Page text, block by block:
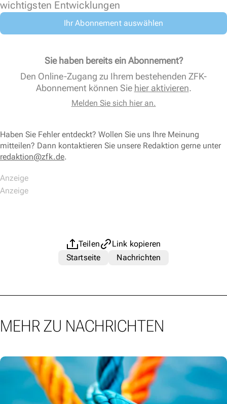
wichtigsten Entwicklungen
Ihr Abonnement auswählen
Sie haben bereits ein Abonnement?
Den Online-Zugang zu Ihrem bestehenden ZFK-
Abonnement können Sie hier aktivieren.
Melden Sie sich hier an.
Haben Sie Fehler entdeckt? Wollen Sie uns Ihre Meinung
mitteilen? Dann kontaktieren Sie unsere Redaktion gerne unter
redaktion@zfk.de.
Teilen
Link kopieren
Startseite
Nachrichten
MEHR ZU NACHRICHTEN